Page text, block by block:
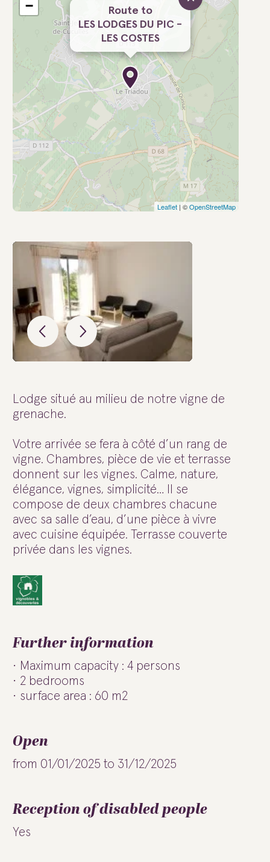
Route to
LES LODGES DU PIC -
LES COSTES
−
Leaflet | ©OpenStreetMap
Lodge situé au milieu de notre vigne de
grenache.
Votre arrivée se fera à côté d’un rang de
vigne. Chambres, pièce de vie et terrasse
donnent sur les vignes. Calme, nature,
élégance, vignes, simplicité… Il se
compose de deux chambres chacune
avec sa salle d’eau, d’une pièce à vivre
avec cuisine équipée. Terrasse couverte
privée dans les vignes.
Further information
Maximum capacity : 4 persons
2 bedrooms
surface area : 60 m2
Open
from 01/01/2025 to 31/12/2025
Reception of disabled people
Yes